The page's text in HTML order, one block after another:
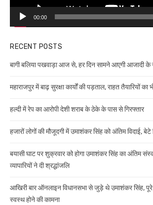
00:00
RECENT POSTS
बागी बलिया पखवाड़ा आज से, हर दिन सामने आएगी आजादी के
महाराजपुर में बाढ़ सुरक्षा कार्यों की पड़ताल, राहत तैयारियों का
हल्दी में रेप का आरोपी देशी शराब के ठेके के पास से गिरफ्तार
हजारों लोगों की मौजूदगी में उमाशंकर सिंह को अंतिम विदाई,
बयासी घाट पर शुक्रवार को होगा उमाशंकर सिंह का अंतिम
व्यापारियों ने दी श्रद्धांजलि
आखिरी बार ऑनलाइन विधानसभा से जुड़े थे उमाशंकर सिंह,
स्वस्थ होने की कामना